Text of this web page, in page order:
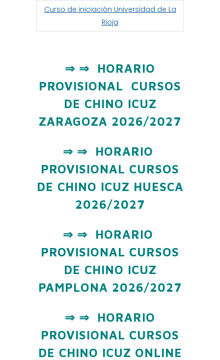
Curso de iniciación Universidad de La
Rioja
⇒ ⇒ HORARIO
PROVISIONAL CURSOS
DE CHINO ICUZ
ZARAGOZA 2026/2027
⇒ ⇒ HORARIO
PROVISIONAL CURSOS
DE CHINO ICUZ HUESCA
2026/2027
⇒ ⇒ HORARIO
PROVISIONAL CURSOS
DE CHINO ICUZ
PAMPLONA 2026/2027
⇒ ⇒ HORARIO
PROVISIONAL CURSOS
DE CHINO ICUZ ONLINE